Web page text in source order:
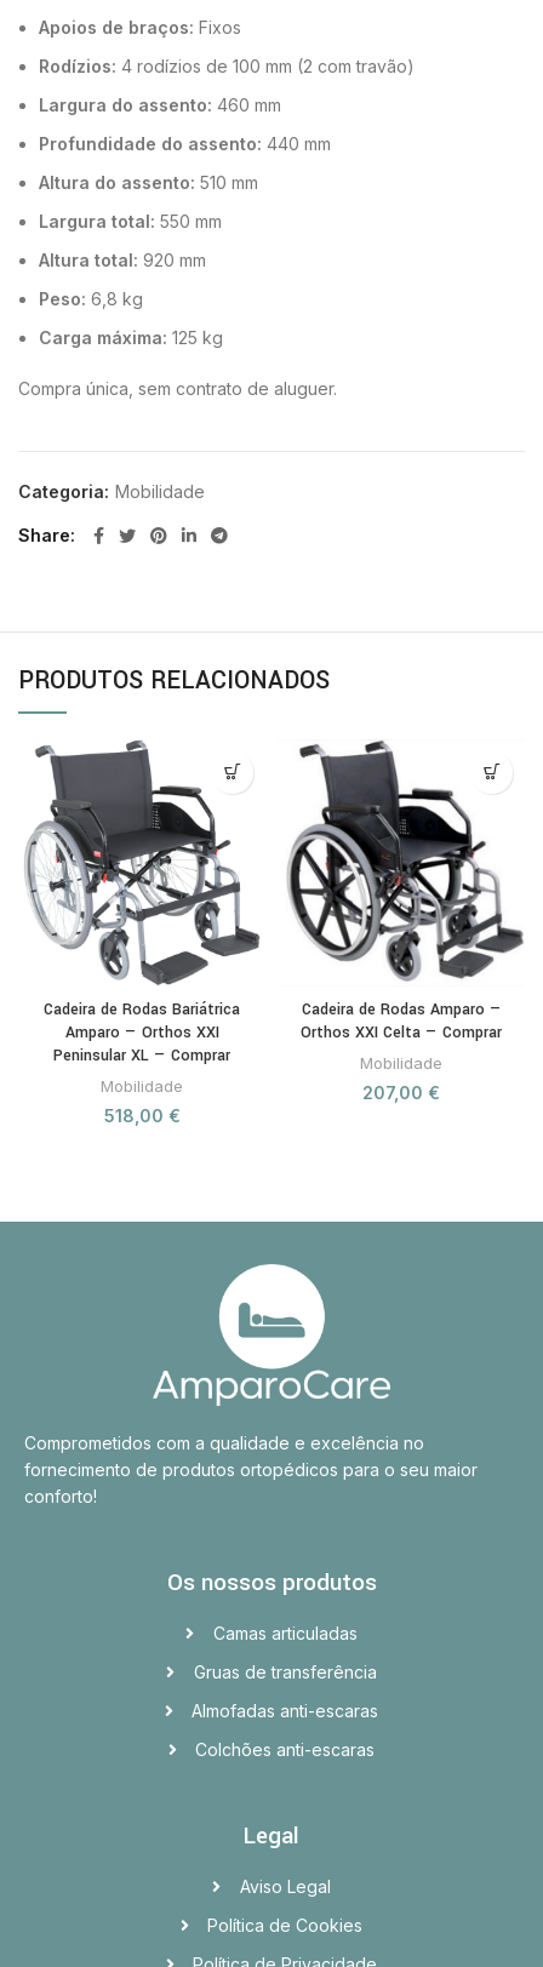
Apoios de braços: Fixos
Rodízios: 4 rodízios de 100 mm (2 com travão)
Largura do assento: 460 mm
Profundidade do assento: 440 mm
Altura do assento: 510 mm
Largura total: 550 mm
Altura total: 920 mm
Peso: 6,8 kg
Carga máxima: 125 kg
Compra única, sem contrato de aluguer.
Categoria: Mobilidade
Share
PRODUTOS RELACIONADOS
Cadeira de Rodas Bariátrica
Amparo — Orthos XXI
Peninsular XL — Comprar
Mobilidade
518,00 €
Cadeira de Rodas Amparo —
Orthos XXI Celta — Comprar
Mobilidade
207,00 €
Comprometidos com a qualidade e excelência no
fornecimento de produtos ortopédicos para o seu maior
conforto!
Os nossos produtos
Camas articuladas
Gruas de transferência
Almofadas anti-escaras
Colchões anti-escaras
Legal
Aviso Legal
Política de Cookies